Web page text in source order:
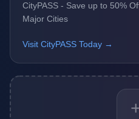
CityPASS - Save up to 50%
Major Cities
Visit CityPASS Today →